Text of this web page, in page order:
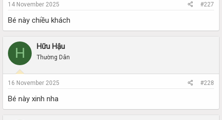
14 November 2025 #227
Bé này chiều khách
H Hữu Hậu
Thường Dân
16 November 2025 #228
Bé này xinh nha